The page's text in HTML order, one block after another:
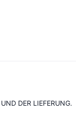
DER LIEFERUNG.